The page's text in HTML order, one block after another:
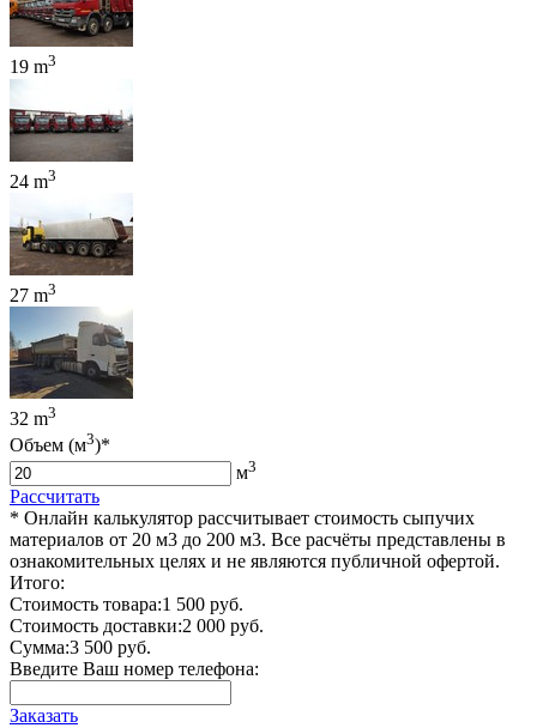
19 m3
24 m3
27 m3
32 m3
Объем (м3)*
м3
Рассчитать
* Онлайн калькулятор рассчитывает стоимость сыпучих
материалов от 20 м3 до 200 м3. Все расчёты представлены в
ознакомительных целях и не являются публичной офертой.
Итого:
Стоимость товара:1 500 руб.
Стоимость доставки:2 000 руб.
Сумма:3 500 руб.
Введите Ваш номер телефона:
Заказать